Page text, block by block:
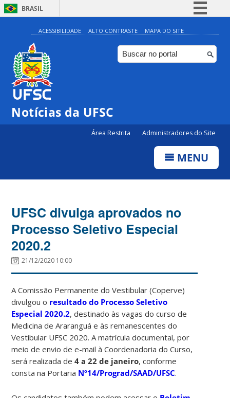
BRASIL
Simplifique!
Comunica BR
Participe
ACESSIBILIDADE ALTO CONTRASTE MAPA DO SITE
Notícias da UFSC
Área Restrita Administradores do Site
MENU
UFSC divulga aprovados no
Processo Seletivo Especial
2020.2
21/12/2020 10:00
A Comissão Permanente do Vestibular (Coperve)
divulgou o resultado do Processo Seletivo
Especial 2020.2, destinado às vagas do curso de
Medicina de Araranguá e às remanescentes do
Vestibular UFSC 2020. A matrícula documental, por
meio de envio de e-mail à Coordenadoria do Curso,
será realizada de4 a 22 de janeiro, conforme
consta na Portaria Nº14/Prograd/SAAD/UFSC.